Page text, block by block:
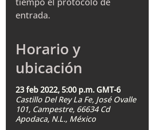
entrada.
Horario y
ubicación
23 feb 2022, 5:00 p.m. GMT-6
Castillo Del Rey La Fe, José Ovalle
101, Campestre, 66634 Cd
Apodaca, N.L., México